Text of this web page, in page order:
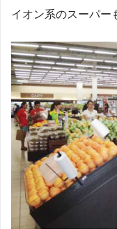
イオン系のスーパー